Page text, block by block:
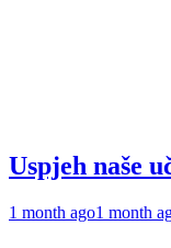
Uspjeh naše
1 month ago1 month